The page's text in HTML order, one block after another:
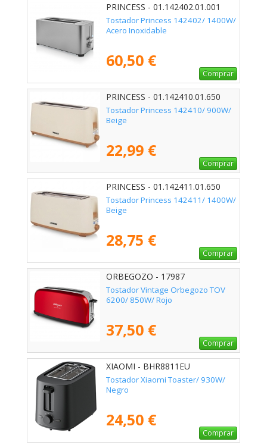
PRINCESS - 01.142402.01.001
Tostador Princess 142402/ 1400W/
Acero Inoxidable
60,50 €
Comprar
PRINCESS - 01.142410.01.650
Tostador Princess 142410/ 900W/
Beige
22,99 €
Comprar
PRINCESS - 01.142411.01.650
Tostador Princess 142411/ 1400W/
Beige
28,75 €
Comprar
ORBEGOZO - 17987
Tostador Vintage Orbegozo TOV
6200/ 850W/ Rojo
37,50 €
Comprar
XIAOMI - BHR8811EU
Tostador Xiaomi Toaster/ 930W/
Negro
24,50 €
Comprar